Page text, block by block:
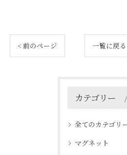
< 前のページ 一覧に戻る
カテゴリー
全てのカテゴリ
マグネット